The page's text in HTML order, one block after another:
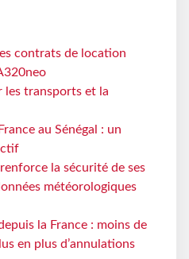
contrats de location
les transports et la
au Sénégal : un
la sécurité de ses
météorologiques
la France : moins de
en plus d’annulations